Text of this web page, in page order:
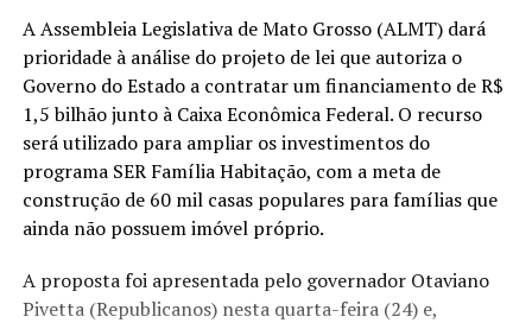
A Assembleia Legislativa de Mato Grosso (ALMT) dará
prioridade à análise do projeto de lei que autoriza o
Governo do Estado a contratar um financiamento de R$
1,5 bilhão junto à Caixa Econômica Federal. O recurso
será utilizado para ampliar os investimentos do
programa SER Família Habitação, com a meta de
construção de 60 mil casas populares para famílias que
ainda não possuem imóvel próprio.
A proposta foi apresentada pelo governador Otaviano
Pivetta (Republicanos) nesta quarta-feira (24) e,